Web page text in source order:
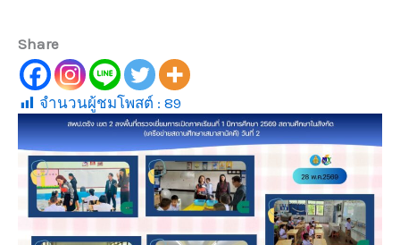
Share
จำนวนผู้ชมโพสต์ : 89